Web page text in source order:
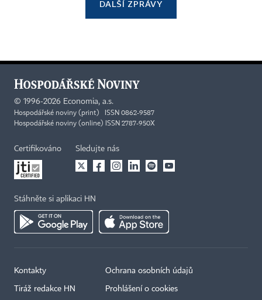
DALŠÍ ZPRÁVY
© 1996-2026 Economia, a.s.
Hospodářské noviny (print) ISSN 0862-9587
Hospodářské noviny (online) ISSN 2787-950X
Certifikováno Sledujte nás
Stáhněte si aplikaci HN
Kontakty
Tiráž redakce HN
Ochrana osobních údajů
Prohlášení o cookies